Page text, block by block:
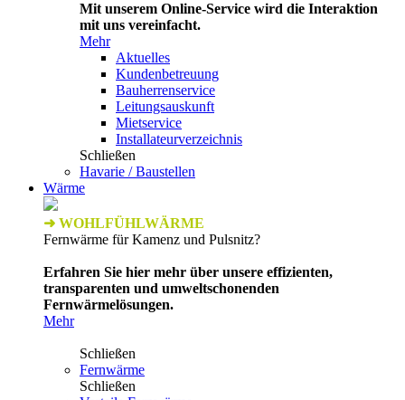
Mit unserem Online-Service wird die Interaktion
mit uns vereinfacht.
Mehr
Aktuelles
Kundenbetreuung
Bauherrenservice
Leitungsauskunft
Mietservice
Installateurverzeichnis
Schließen
Havarie / Baustellen
Wärme
➜ WOHLFÜHLWÄRME
Fernwärme für Kamenz und Pulsnitz?
Erfahren Sie hier mehr über unsere effizienten,
transparenten und umweltschonenden
Fernwärmelösungen.
Mehr
Schließen
Fernwärme
Schließen